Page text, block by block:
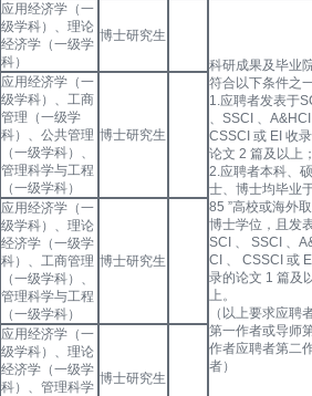
应用经济学（一
级学科）、理论
经济学（一级学
科）
博士研究生
科研成果及毕业
符合以下条件之
1.应聘者发表于
、SSCI 、
CSSCI 或 EI 收
论文 2 篇及以上
2.应聘者本科、硕
士、博士均毕业
85 ”高校或海外
博士学位，且发
SCI 、 SSCI 、
CI 、 CSSCI 或
录的论文 1 篇及
上。
（以上要求应聘
第一作者或导师
作者应聘者第二
者）
应用经济学（一
级学科）、工商
管理（一级学
科）、公共管理
（一级学科）、
管理科学与工程
（一级学科）
博士研究生
应用经济学（一
级学科）、理论
经济学（一级学
科）、工商管理
（一级学科）、
管理科学与工程
（一级学科）
博士研究生
应用经济学（一
级学科）、理论
经济学（一级学
科）、管理科学
博士研究生